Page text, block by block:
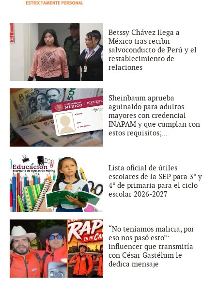
Betssy Chávez llega a
México tras recibir
salvoconducto de Perú y el
restablecimiento de
relaciones
Sheinbaum aprueba
aguinaldo para adultos
mayores con credencial
INAPAM y que cumplan con
estos requisitos;...
Lista oficial de útiles
escolares de la SEP para 3° y
4° de primaria para el ciclo
escolar 2026-2027
“No teníamos malicia, por
eso nos pasó esto”:
influencer que transmitía
con César Gastélum le
dedica mensaje